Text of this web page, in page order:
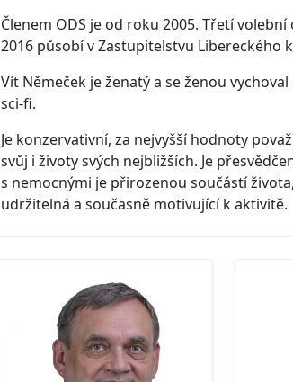
Členem ODS je od roku 2005. Třetí
2016 působí v Zastupitelstvu Libereckého
Vít Němeček je ženatý a se ženou
sci-fi.
Je konzervativní, za nejvyšší hodnoty
svůj i životy svých nejbližších. Je
s nemocnými je přirozenou součástí
udržitelná a současně motivující k aktivitě.